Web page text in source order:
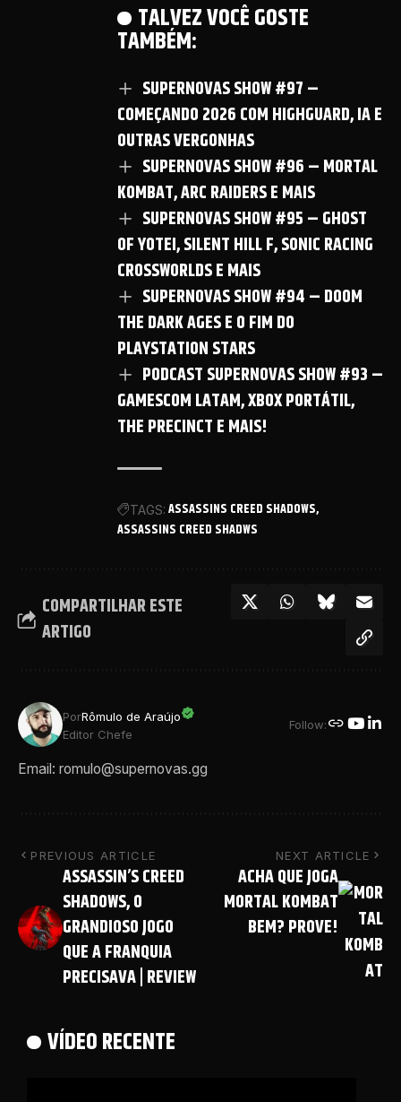
TALVEZ VOCÊ GOSTE
TAMBÉM:
SUPERNOVAS SHOW #97 –
COMEÇANDO 2026 COM HIGHGUARD, IA E
OUTRAS VERGONHAS
SUPERNOVAS SHOW #96 – MORTAL
KOMBAT, ARC RAIDERS E MAIS
SUPERNOVAS SHOW #95 – GHOST
OF YOTEI, SILENT HILL F, SONIC RACING
CROSSWORLDS E MAIS
SUPERNOVAS SHOW #94 – DOOM
THE DARK AGES E O FIM DO
PLAYSTATION STARS
PODCAST SUPERNOVAS SHOW #93 –
GAMESCOM LATAM, XBOX PORTÁTIL,
THE PRECINCT E MAIS!
TAGS: ASSASSINS CREED SHADOWS
ASSASSINS CREED SHADWS
COMPARTILHAR ESTE
ARTIGO
PorRômulo de Araújo
Editor Chefe
Follow:
Email: romulo@supernovas.gg
PREVIOUS ARTICLE
ASSASSIN’S CREED
SHADOWS, O
GRANDIOSO JOGO
QUE A FRANQUIA
PRECISAVA | REVIEW
NEXT ARTICLE
ACHA QUE JOGA
MORTAL KOMBAT
BEM? PROVE!
VÍDEO RECENTE